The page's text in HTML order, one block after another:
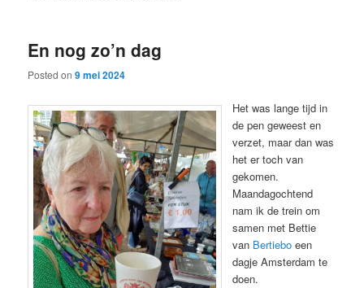
content
content
En nog zo’n dag
Posted on9 mei 2024
Het was lange tijd in
de pen geweest en
verzet, maar dan was
het er toch van
gekomen.
Maandagochtend
nam ik de trein om
samen met Bettie
van Bertiebo een
dagje Amsterdam te
doen.